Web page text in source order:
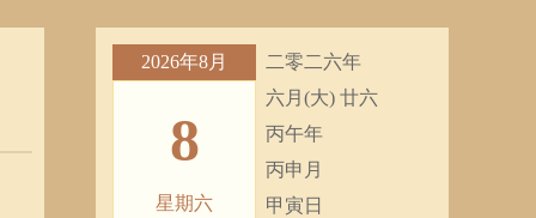
2026年8月
8
星期六
二零二六年
六月(大) 廿六
丙午年
丙申月
甲寅日